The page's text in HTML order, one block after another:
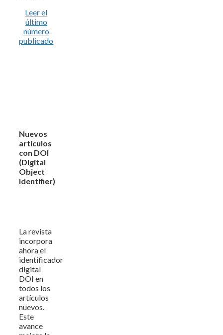
Leer el
último
número
publicado
Nuevos
artículos
con DOI
(Digital
Object
Identifier)
La revista
incorpora
ahora el
identificador
digital
DOI en
todos los
artículos
nuevos.
Este
avance